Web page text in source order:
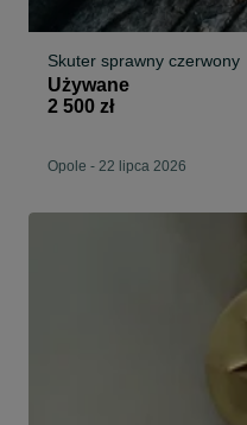
Skuter sprawny czerwony
Używane
2 500 zł
Opole - 22 lipca 2026